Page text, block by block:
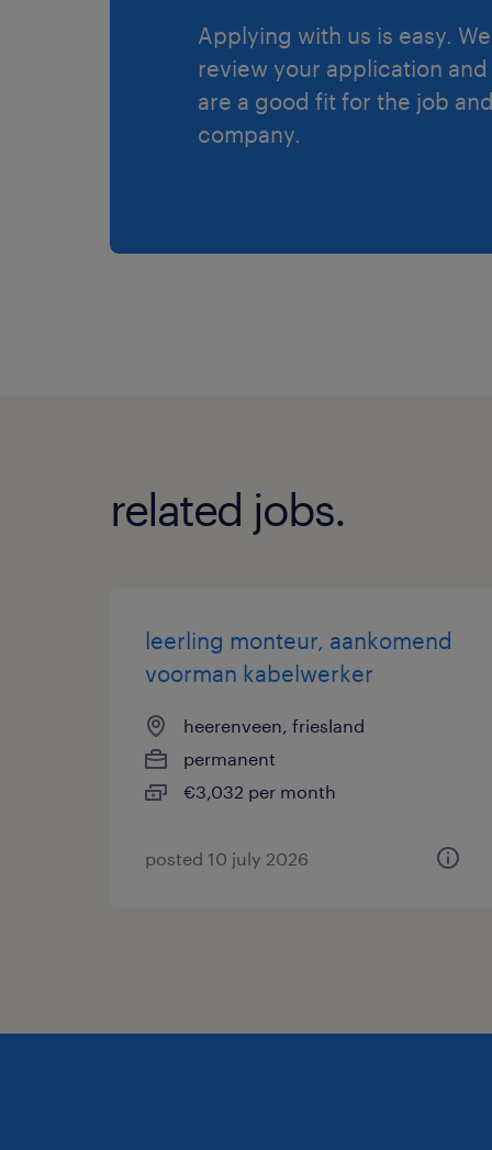
Applying with us is easy.
review your application and
are a good fit for the job
company.
related jobs.
leerling monteur, aankomend
voorman kabelwerker
heerenveen, friesland
permanent
€3,032 per month
posted 10 july 2026